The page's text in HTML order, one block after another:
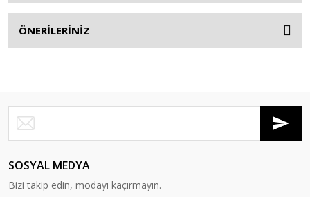
ÖNERİLERİNİZ
SOSYAL MEDYA
Bizi takip edin, modayı kaçırmayın.